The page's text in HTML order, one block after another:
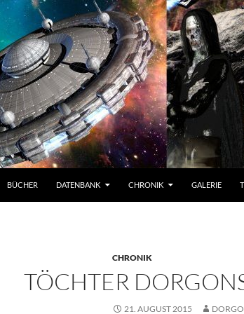
BÜCHER DATENBANK CHRONIK GALERIE
CHRONIK
TÖCHTER
21. AUGUST 2015